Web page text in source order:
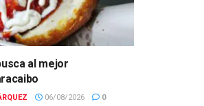
al mejor
06/08/2026 0